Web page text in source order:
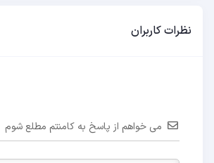
نظرات کاربران
می خواهم از پاسخ به کامنتم مطلع شوم